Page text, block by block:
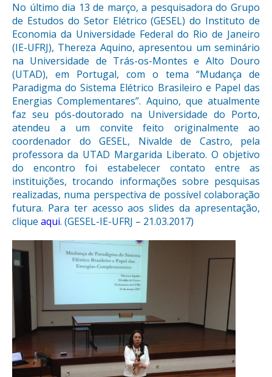
No último dia 13 de março, a pesquisadora do Grupo
de Estudos do Setor Elétrico (GESEL) do Instituto de
Economia da Universidade Federal do Rio de Janeiro
(IE-UFRJ), Thereza Aquino, apresentou um seminário
na Universidade de Trás-os-Montes e Alto Douro
(UTAD), em Portugal, com o tema “Mudança de
Paradigma do Sistema Elétrico Brasileiro e Papel das
Energias Complementares”. Aquino, que atualmente
faz seu pós-doutorado na Universidade do Porto,
atendeu a um convite feito originalmente ao
coordenador do GESEL, Nivalde de Castro, pela
professora da UTAD Margarida Liberato. O objetivo
do encontro foi estabelecer contato entre as
instituições, trocando informações sobre pesquisas
realizadas, numa perspectiva de possível colaboração
futura. Para ter acesso aos slides da apresentação,
clique aqui. (GESEL-IE-UFRJ – 21.03.2017)